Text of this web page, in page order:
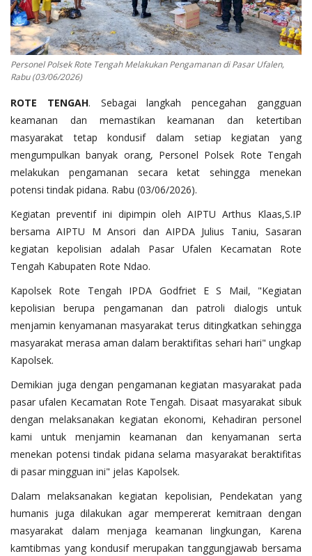
Personel Polsek Rote Tengah Melakukan Pengamanan di Pasar Ufalen,
Rabu (03/06/2026)
ROTE TENGAH. Sebagai langkah pencegahan gangguan
keamanan dan memastikan keamanan dan ketertiban
masyarakat tetap kondusif dalam setiap kegiatan yang
mengumpulkan banyak orang, Personel Polsek Rote Tengah
melakukan pengamanan secara ketat sehingga menekan
potensi tindak pidana. Rabu (03/06/2026).
Kegiatan preventif ini dipimpin oleh AIPTU Arthus Klaas,S.IP
bersama AIPTU M Ansori dan AIPDA Julius Taniu, Sasaran
kegiatan kepolisian adalah Pasar Ufalen Kecamatan Rote
Tengah Kabupaten Rote Ndao.
Kapolsek Rote Tengah IPDA Godfriet E S Mail, "Kegiatan
kepolisian berupa pengamanan dan patroli dialogis untuk
menjamin kenyamanan masyarakat terus ditingkatkan sehingga
masyarakat merasa aman dalam beraktifitas sehari hari" ungkap
Kapolsek.
Demikian juga dengan pengamanan kegiatan masyarakat pada
pasar ufalen Kecamatan Rote Tengah. Disaat masyarakat sibuk
dengan melaksanakan kegiatan ekonomi, Kehadiran personel
kami untuk menjamin keamanan dan kenyamanan serta
menekan potensi tindak pidana selama masyarakat beraktifitas
di pasar mingguan ini" jelas Kapolsek.
Dalam melaksanakan kegiatan kepolisian, Pendekatan yang
humanis juga dilakukan agar mempererat kemitraan dengan
masyarakat dalam menjaga keamanan lingkungan, Karena
kamtibmas yang kondusif merupakan tanggungjawab bersama